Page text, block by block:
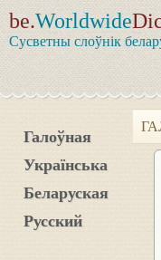
be.Worldwide
Сусветны слоўнік
Галоўная
Українська
Беларуская
Русский